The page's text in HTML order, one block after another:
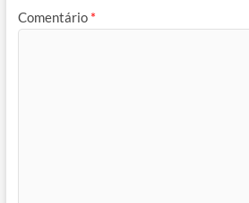
Comentário *